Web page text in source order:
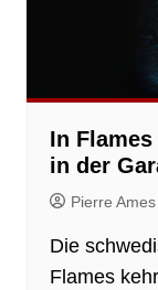
In
in der
Pierre Ames
Die
Flames